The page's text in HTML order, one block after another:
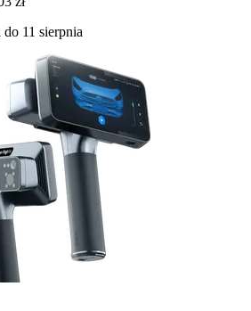
11 sierpnia